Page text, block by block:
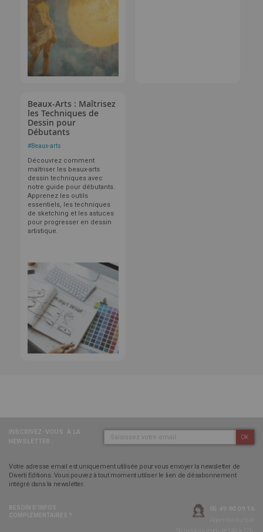
Beaux-Arts : Maîtrisez
les Techniques de
Dessin pour
Débutants
#Beaux-arts
Découvrez comment
maîtriser les beaux-arts
dessin techniques avec
notre guide pour débutants.
Apprenez les outils
essentiels, les techniques
de sketching et les astuces
pour progresser en dessin
artistique.
OK
Votre adresse email est uniquement utilisée pour vous envoyer la newsletter de
Diverti Editions. Vous pouvez à tout moment utiliser le lien de désabonnement
intégré dans la newsletter.